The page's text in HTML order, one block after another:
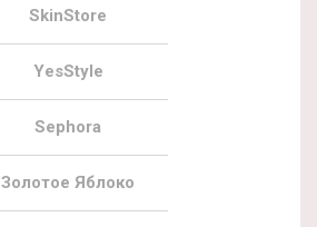
SkinStore
YesStyle
Sephora
Золотое Яблоко